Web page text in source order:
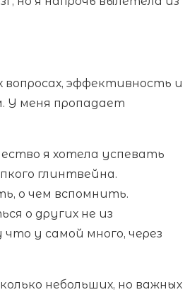
эффективность и
У меня пропадает
я хотела успевать
глинтвейна.
о чем вспомнить.
о других не из
у самой много, через
небольших, но важных